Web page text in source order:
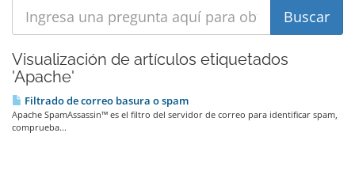
Visualización de artículos etiquetados
'Apache'
Filtrado de correo basura o spam
Apache SpamAssassin™ es el filtro del servidor de correo para identificar spam,
comprueba...